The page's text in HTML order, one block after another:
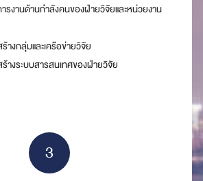
รงานด้านกำลังคนของฝ่ายวิจัยและหน่วยงาน
งกลุ่มและเครือข่ายวิจัย
างระบบสารสนเทศของฝ่ายวิจัย
3